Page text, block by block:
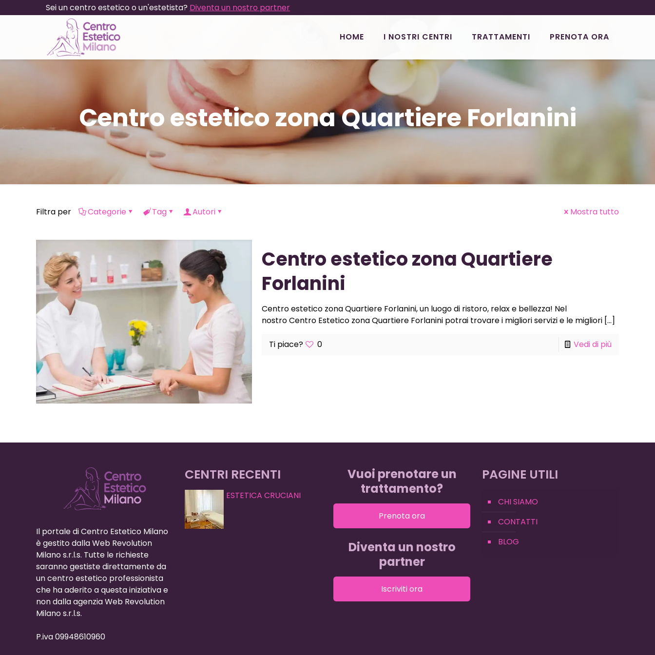
Sei un centro estetico o un'estetista? Diventa un nostro partner
HOME I NOSTRI CENTRI TRATTAMENTI PRENOTA ORA
Centro estetico zona Quartiere Forlanini
Filtra per Categorie Tag Autori Mostra tutto
Centro estetico zona Quartiere
Forlanini
Centro estetico zona Quartiere Forlanini, un luogo di ristoro, relax e bellezza! Nel
nostro Centro Estetico zona Quartiere Forlanini potrai trovare i migliori servizi e le migliori[…]
Ti piace? 0 Vedi di più
Il portale di Centro Estetico Milano
è gestito dalla Web Revolution
Milano s.r.l.s. Tutte le richieste
saranno gestiste direttamente da
un centro estetico professionista
che ha aderito a questa iniziativa e
non dalla agenzia Web Revolution
Milano s.r.l.s.
P.iva 09948610960
CENTRI RECENTI
ESTETICA CRUCIANI
Vuoi prenotare un
trattamento?
Prenota ora
Diventa un nostro
partner
Iscriviti ora
PAGINE UTILI
CHI SIAMO
CONTATTI
BLOG